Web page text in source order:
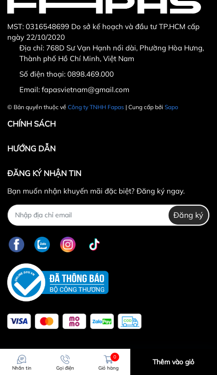
Hotline CSKH: 090 376 9205
Fanpage:FACEBOOK.COM/FAPAS.VN
MST: 0316548699 Do sở kế hoạch và đầu tư TP.HCM cấp
ngày 22/10/2020
Địa chỉ: 768D Sư Vạn Hạnh nối dài, Phường Hòa Hưng,
Thành phố Hồ Chí Minh, Việt Nam
Số điện thoại: 0898.469.000
Email: fapasvietnam@gmail.com
© Bản quyền thuộc về Công ty TNHH Fapas | Cung cấp bởi Sapo
CHÍNH SÁCH
HƯỚNG DẪN
ĐĂNG KÝ NHẬN TIN
Bạn muốn nhận khuyến mãi đặc biệt? Đăng ký ngay.
Đăng ký
Nhắn tin Gọi điện
0
Giỏ hàng
Thêm vào giỏ